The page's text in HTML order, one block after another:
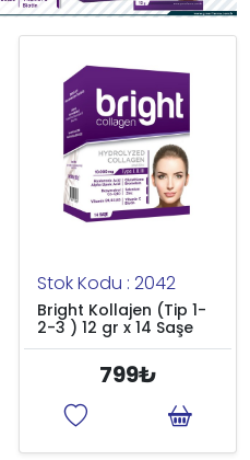
Stok Kodu : 2042
Bright Kollajen (Tip 1-
2-3 ) 12 gr x 14 Saşe
799₺